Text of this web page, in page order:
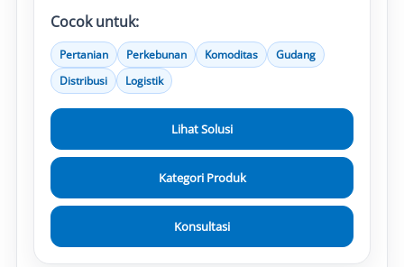
Cocok untuk:
Pertanian Perkebunan Komoditas
Gudang
Distribusi
Logistik
Lihat Solusi
Kategori Produk
Konsultasi